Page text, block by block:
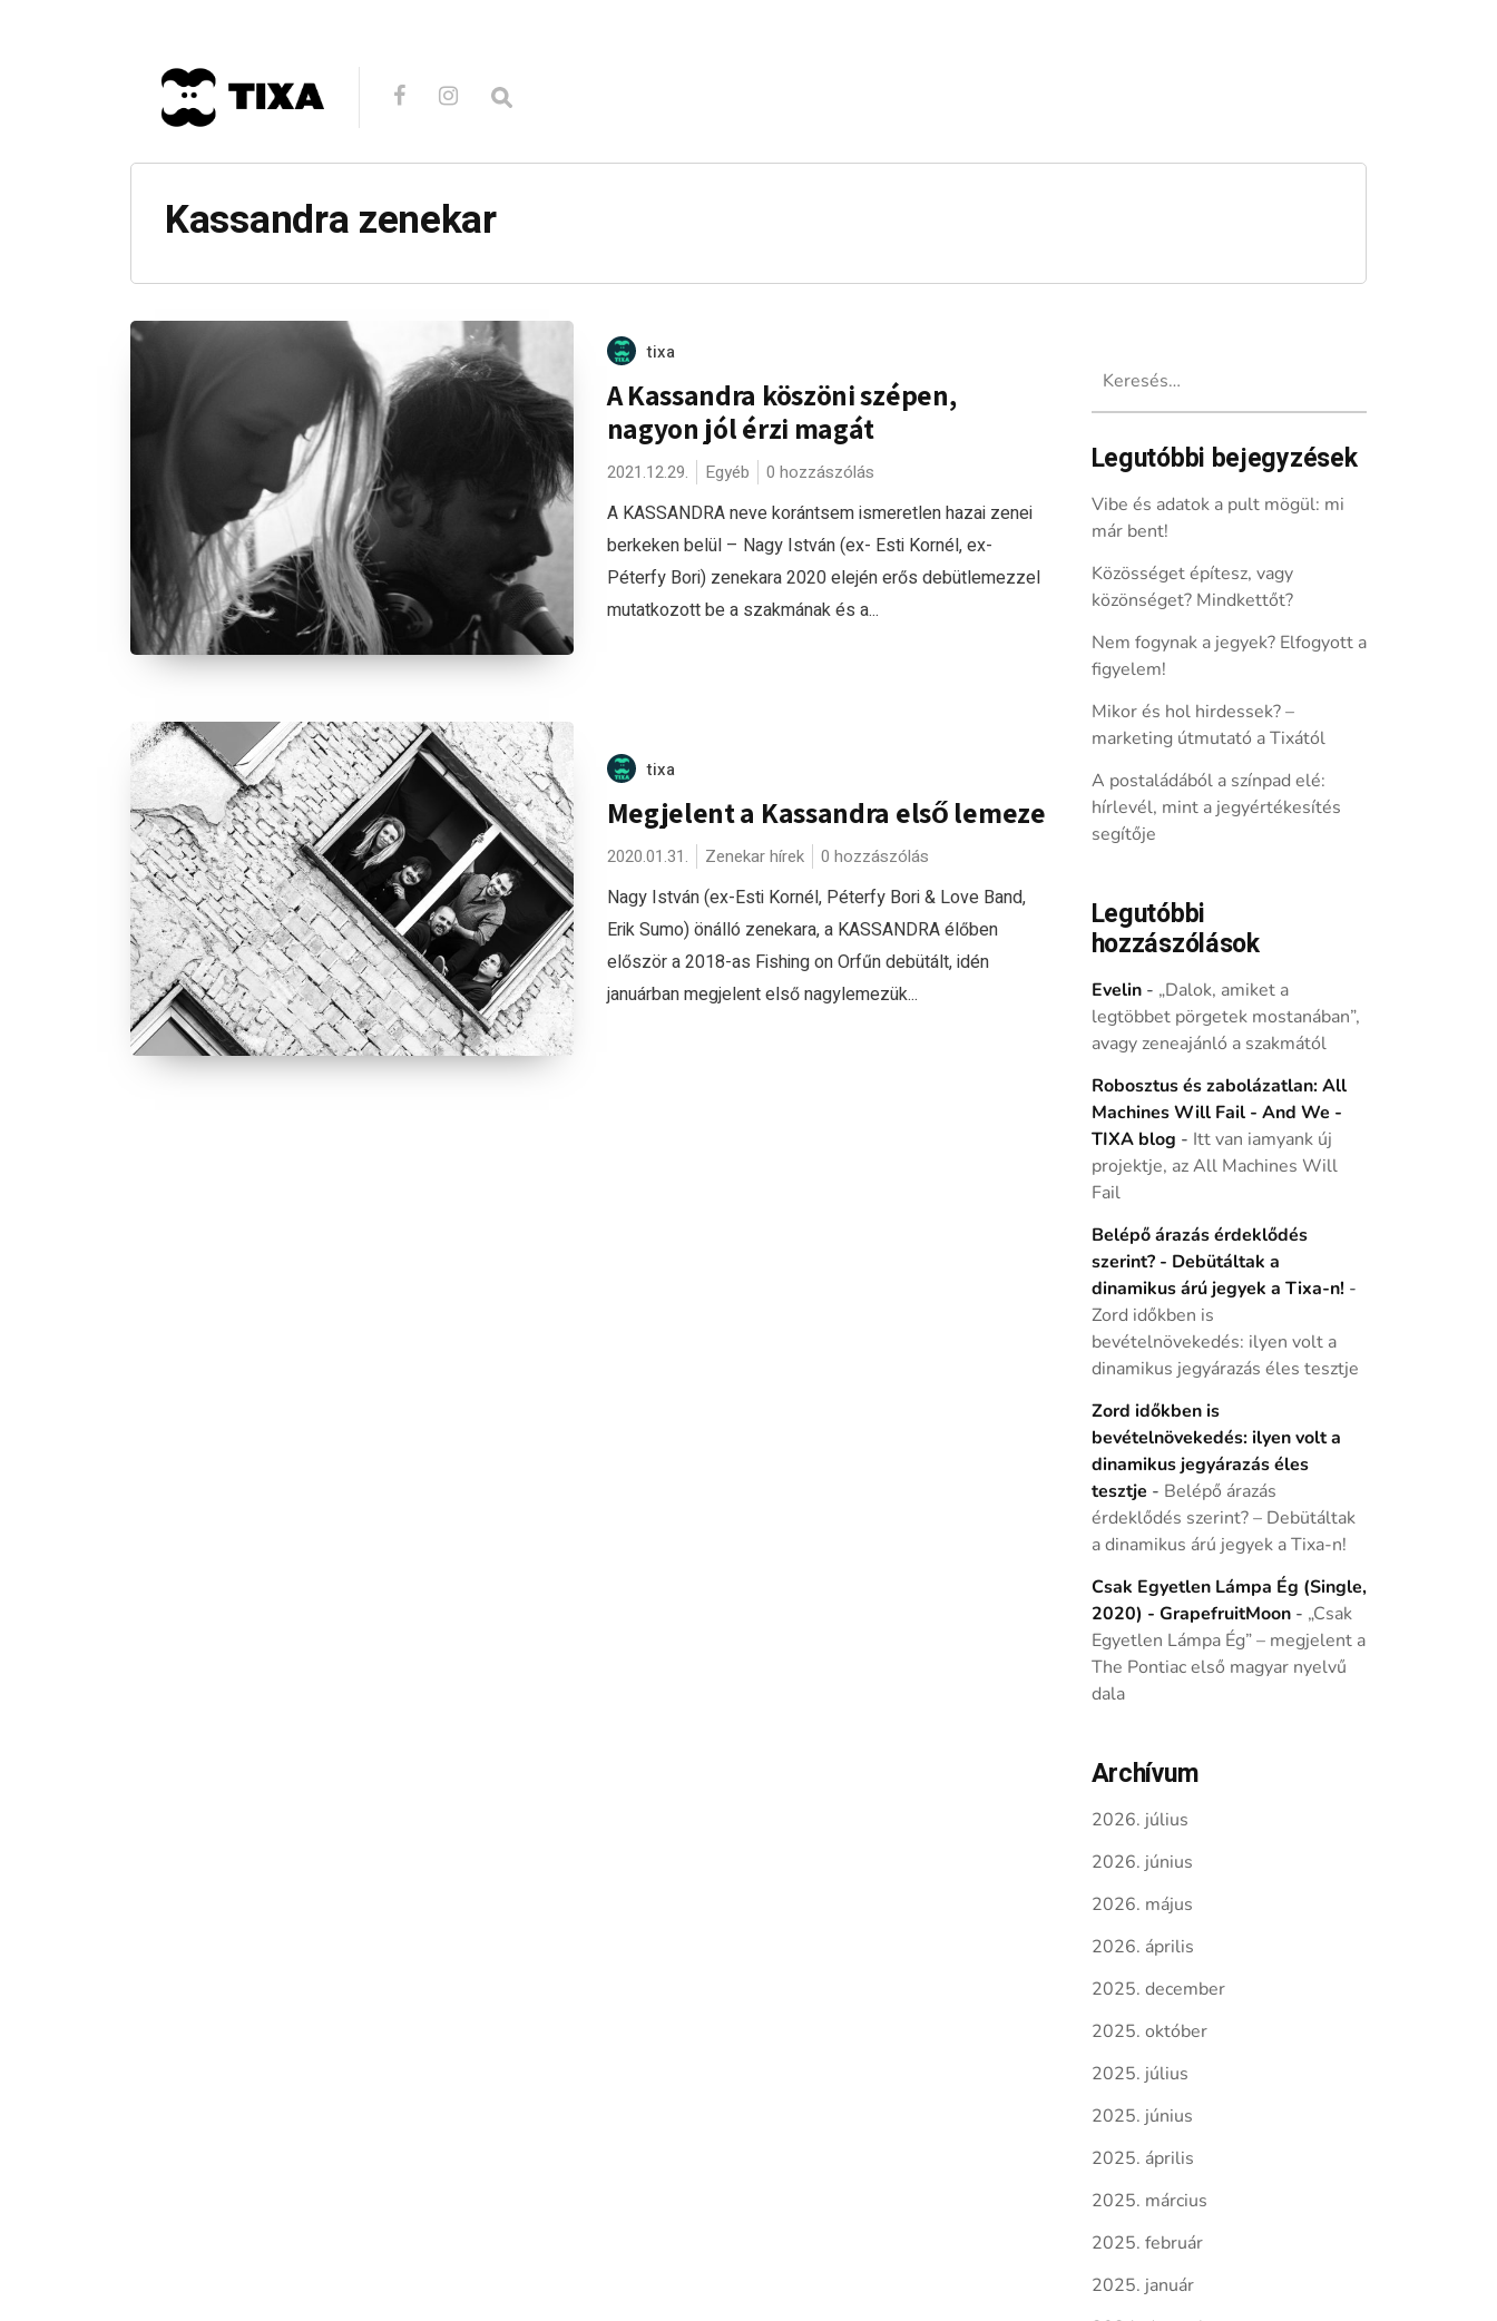
Kassandra zenekar
tixa
A Kassandra köszöni szépen,
nagyon jól érzi magát
2021.12.29. Egyéb 0 hozzászólás
A KASSANDRA neve korántsem ismeretlen hazai zenei
berkeken belül – Nagy István (ex- Esti Kornél, ex-
Péterfy Bori) zenekara 2020 elején erős debütlemezzel
mutatkozott be a szakmának és a...
tixa
Megjelent a Kassandra első lemeze
2020.01.31. Zenekar hírek 0 hozzászólás
Nagy István (ex-Esti Kornél, Péterfy Bori & Love Band,
Erik Sumo) önálló zenekara, a KASSANDRA élőben
először a 2018-as Fishing on Orfűn debütált, idén
januárban megjelent első nagylemezük...
Legutóbbi bejegyzések
Vibe és adatok a pult mögül: mi
már bent!
Közösséget építesz, vagy
közönséget? Mindkettőt?
Nem fogynak a jegyek? Elfogyott a
figyelem!
Mikor és hol hirdessek? –
marketing útmutató a Tixától
A postaládából a színpad elé:
hírlevél, mint a jegyértékesítés
segítője
Legutóbbi
hozzászólások
Evelin- „Dalok, amiket a
legtöbbet pörgetek mostanában”,
avagy zeneajánló a szakmától
Robosztus és zabolázatlan: All
Machines Will Fail - And We -
TIXA blog - Itt van iamyank új
projektje, az All Machines Will
Fail
Belépő árazás érdeklődés
szerint? - Debütáltak a
dinamikus árú jegyek a Tixa-n! -
Zord időkben is
bevételnövekedés: ilyen volt a
dinamikus jegyárazás éles tesztje
Zord időkben is
bevételnövekedés: ilyen volt a
dinamikus jegyárazás éles
tesztje - Belépő árazás
érdeklődés szerint? – Debütáltak
a dinamikus árú jegyek a Tixa-n!
Csak Egyetlen Lámpa Ég (Single,
2020) - GrapefruitMoon- „Csak
Egyetlen Lámpa Ég” – megjelent a
The Pontiac első magyar nyelvű
dala
Archívum
2026. július
2026. június
2026. május
2026. április
2025. december
2025. október
2025. július
2025. június
2025. április
2025. március
2025. február
2025. január